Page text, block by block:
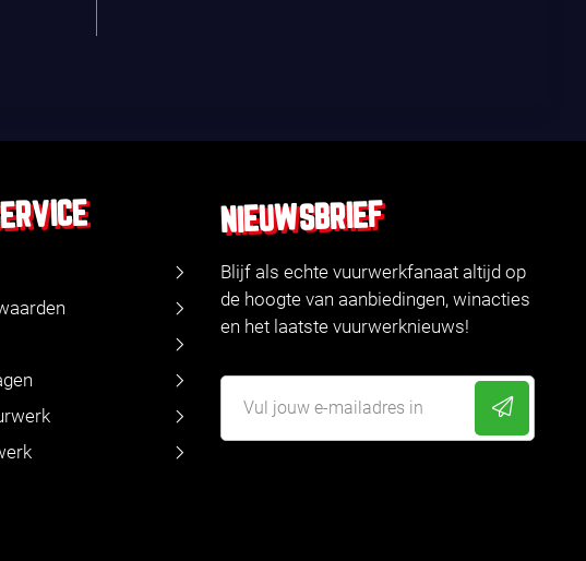
NIEUWSBRIEF
Blijf als echte vuurwerkfanaat altijd op
de hoogte van aanbiedingen, winacties
en het laatste vuurwerknieuws!